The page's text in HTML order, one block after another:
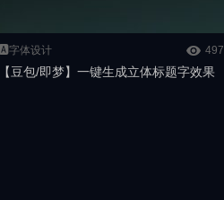
🅰️字体设计 497
【豆包/即梦】一键生成立体标题字效果